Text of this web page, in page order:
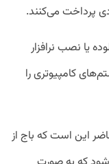
پرداخت می‌کنند.
یا نصب نر‌افزار
کامپیوتری را
این است که باج از